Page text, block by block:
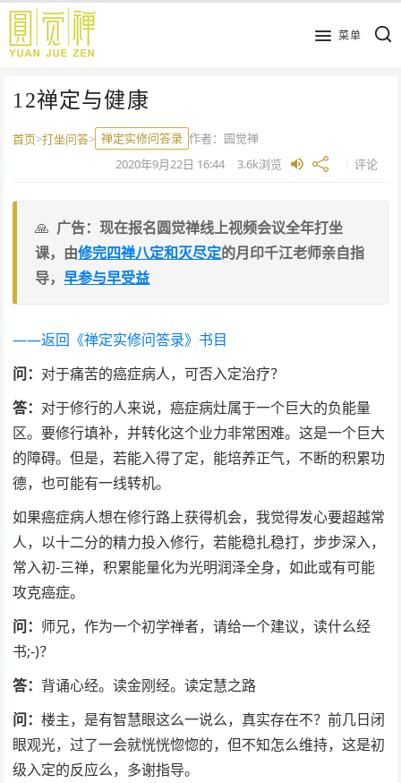
跳
主
菜单
12禅定与健康
首页>打坐问答> 禅定实修问答录 作者： 圆觉禅
2020年9月22日 16:44 3.6k浏览 评论
广告：现在报名圆觉禅线上视频会议全年打坐
课，由修完四禅八定和灭尽定的月印千江老师亲自指
导，早参与早受益
——返回《禅定实修问答录》书目
问： 对于痛苦的癌症病人，可否入定治疗？
答： 对于修行的人来说，癌症病灶属于一个巨大的负能量
区。要修行填补，并转化这个业力非常困难。这是一个巨大
的障碍。但是，若能入得了定，能培养正气，不断的积累功
德，也可能有一线转机。
如果癌症病人想在修行路上获得机会，我觉得发心要超越常
人，以十二分的精力投入修行，若能稳扎稳打，步步深入，
常入初-三禅，积累能量化为光明润泽全身，如此或有可能
攻克癌症。
问： 师兄，作为一个初学禅者，请给一个建议，读什么经
书;-)？
答： 背诵心经。读金刚经。读定慧之路
问：楼主，是有智慧眼这么一说么，真实存在不？前几日闭
眼观光，过了一会就恍恍惚惚的，但不知怎么维持，这是初
级入定的反应么，多谢指导。